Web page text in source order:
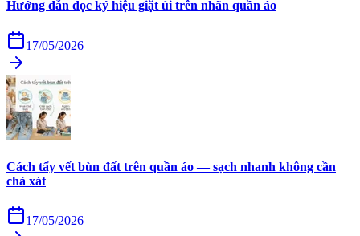
Hướng dẫn đọc ký hiệu giặt ủi trên nhãn quần áo
17/05/2026
Cách tẩy vết bùn đất trên quần áo — sạch nhanh không cần
chà xát
17/05/2026